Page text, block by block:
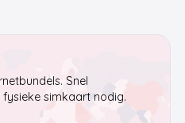
Snel
simkaart nodig.